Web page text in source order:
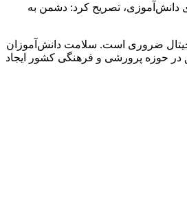
دانش‌آموزی، تصریح کرد: دشمن به
ضروری است. سلامت دانش‌آموزان
در حوزه پرورشی و فرهنگی کشور ایجاد